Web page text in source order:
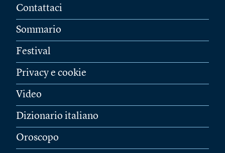
Contattaci
Sommario
Festival
Privacy e cookie
Video
Dizionario italiano
Oroscopo